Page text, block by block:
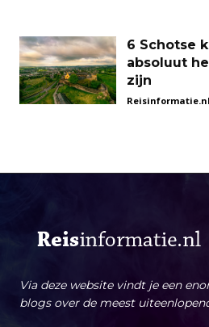
6 Schotse
absoluut
zijn
Reisinformatie.nl
Via deze website vindt je een
blogs over de meest